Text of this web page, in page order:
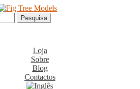
Pesquisa
Loja
Sobre
Blog
Contactos